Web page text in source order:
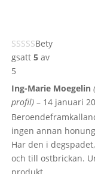
Bety
gsatt 5av
5
Ing-Marie Moegelin
profil) – 14 januari
ingen annan
Har den i
och till ostbrickan.
produkt.